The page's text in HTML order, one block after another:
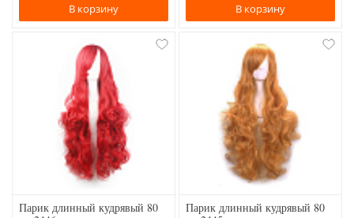
В корзину В корзину
Парик длинный кудрявый 80
Парик длинный кудрявый 80